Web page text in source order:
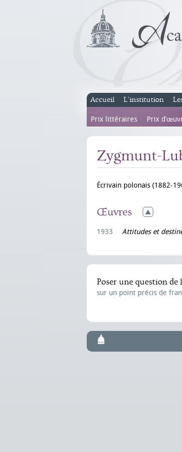
Accueil L’institution
Prix littéraires Prix
Zygmunt-
Écrivain polonais (1882-
Œuvres
1933 Attitudes et
Poser une question de
sur un point précis de